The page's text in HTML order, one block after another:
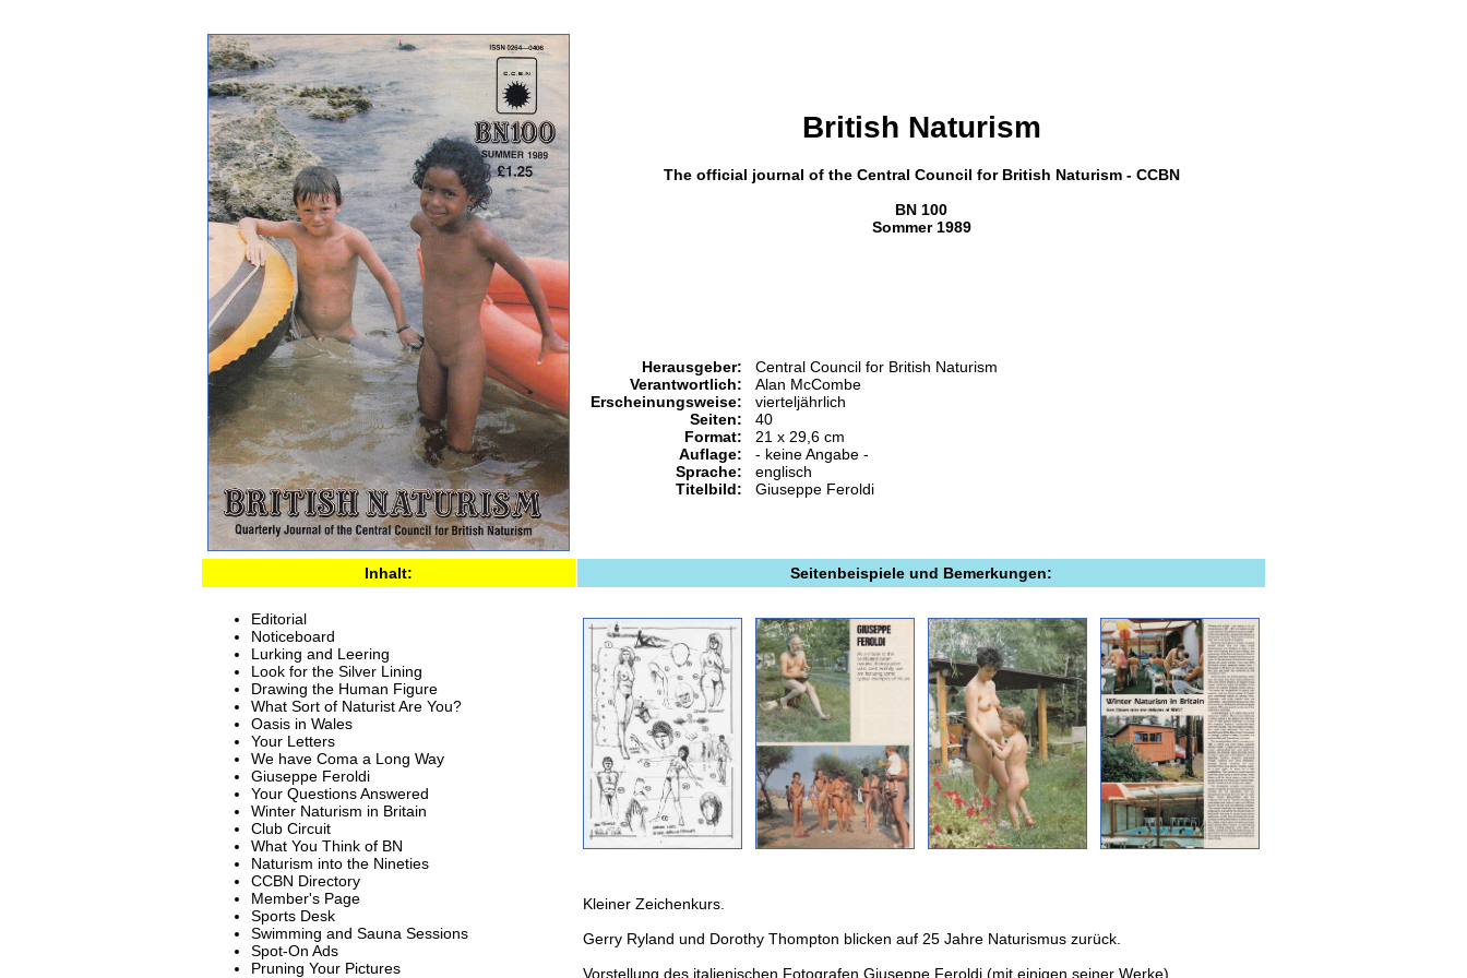
British Naturism
The official journal of the Central Council for British Naturism - CCBN
BN 100
Sommer 1989
Herausgeber:
Verantwortlich:
Erscheinungsweise:
Seiten:
Format:
Auflage:
Sprache:
Titelbild:
Central Council for British Naturism
Alan McCombe
vierteljährlich
40
21 x 29,6 cm
- keine Angabe -
englisch
Giuseppe Feroldi
Inhalt: Seitenbeispiele und Bemerkungen:
Editorial
Noticeboard
Lurking and Leering
Look for the Silver Lining
Drawing the Human Figure
What Sort of Naturist Are You?
Oasis in Wales
Your Letters
We have Coma a Long Way
Giuseppe Feroldi
Your Questions Answered
Winter Naturism in Britain
Club Circuit
What You Think of BN
Naturism into the Nineties
CCBN Directory
Member's Page
Sports Desk
Swimming and Sauna Sessions
Spot-On Ads
Pruning Your Pictures
Kleiner Zeichenkurs.
Gerry Ryland und Dorothy Thompton blicken auf 25 Jahre Naturismus zurück.
Vorstellung des italienischen Fotografen Giuseppe Feroldi (mit einigen seiner Werke).